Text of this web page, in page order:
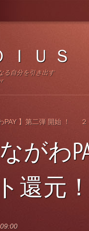
Ｉ Ｕ Ｓ
なる自分を引き出す
わPAY 】第二弾 開始 ！
なが
還元